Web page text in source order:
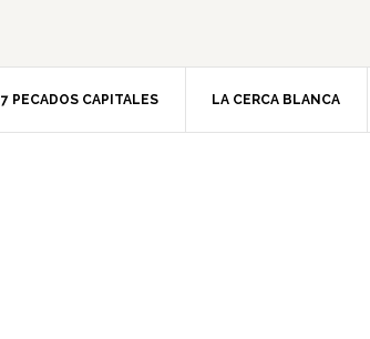
7 PECADOS CAPITALES LA CERCA BLANCA